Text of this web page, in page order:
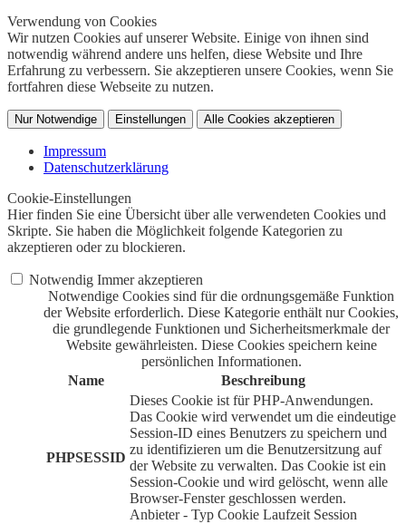
Verwendung von Cookies
Wir nutzen Cookies auf unserer Website. Einige von ihnen sind
notwendig während andere uns helfen, diese Website und Ihre
Erfahrung zu verbessern. Sie akzeptieren unsere Cookies, wenn Sie
fortfahren diese Webseite zu nutzen.
Nur Notwendige Einstellungen Alle Cookies akzeptieren
Impressum
Datenschutzerklärung
Cookie-Einstellungen
Hier finden Sie eine Übersicht über alle verwendeten Cookies und
Skripte. Sie haben die Möglichkeit folgende Kategorien zu
akzeptieren oder zu blockieren.
Notwendig Immer akzeptieren
Notwendige Cookies sind für die ordnungsgemäße Funktion
der Website erforderlich. Diese Kategorie enthält nur Cookies,
die grundlegende Funktionen und Sicherheitsmerkmale der
Website gewährleisten. Diese Cookies speichern keine
persönlichen Informationen.
Name
Beschreibung
PHPSESSID
Dieses Cookie ist für PHP-Anwendungen.
Das Cookie wird verwendet um die eindeutige
Session-ID eines Benutzers zu speichern und
zu identifizieren um die Benutzersitzung auf
der Website zu verwalten. Das Cookie ist ein
Session-Cookie und wird gelöscht, wenn alle
Browser-Fenster geschlossen werden.
Anbieter - Typ Cookie Laufzeit Session